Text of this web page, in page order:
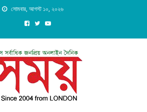
সোমবার, আগস্ট ১০, ২০২৬